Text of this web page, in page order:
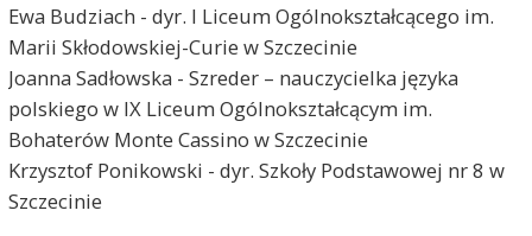
Ewa Budziach - dyr. I Liceum Ogólnokształcącego im.
Marii Skłodowskiej-Curie w Szczecinie
Joanna Sadłowska - Szreder – nauczycielka języka
polskiego w IX Liceum Ogólnokształcącym im.
Bohaterów Monte Cassino w Szczecinie
Krzysztof Ponikowski - dyr. Szkoły Podstawowej nr 8 w
Szczecinie